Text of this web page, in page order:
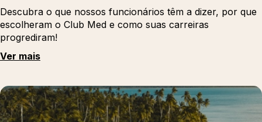
Descubra o que nossos funcionários têm a dizer, por que
escolheram o Club Med e como suas carreiras
progrediram!
Ver mais